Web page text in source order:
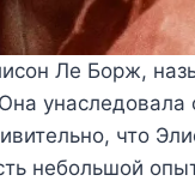
Ле Борж,
Она унаследовала
что
небольшой